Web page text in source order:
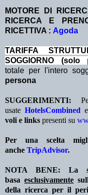
MOTORE DI
RICERCA E
RICETTIVA : Agoda
TA RIFFA
SOGGIORNO (solo
totale per l'intero
persona
SUGGERIMENTI:
usate HotelsCombined
voli e links presenti su
Per una scelta
anche TripAdvisor.
NOTA BENE: La
basa esclusivamente
della ricerca per il